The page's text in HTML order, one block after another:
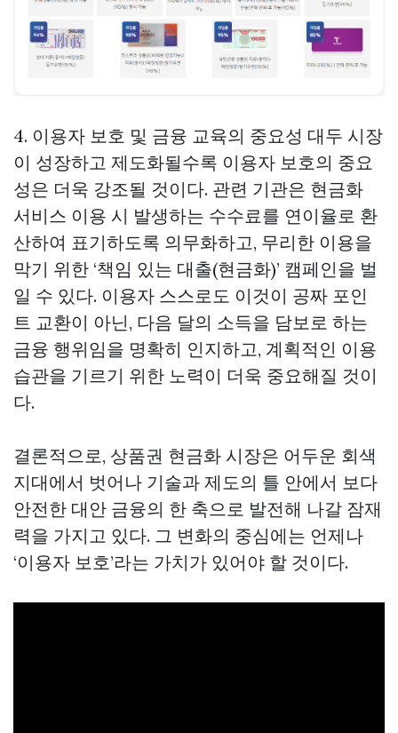
4. 이용자 보호 및 금융 교육의 중요성 대두 시장
이 성장하고 제도화될수록 이용자 보호의 중요
성은 더욱 강조될 것이다. 관련 기관은 현금화
서비스 이용 시 발생하는 수수료를 연이율로 환
산하여 표기하도록 의무화하고, 무리한 이용을
막기 위한 ‘책임 있는 대출(현금화)’ 캠페인을 벌
일 수 있다. 이용자 스스로도 이것이 공짜 포인
트 교환이 아닌, 다음 달의 소득을 담보로 하는
금융 행위임을 명확히 인지하고, 계획적인 이용
습관을 기르기 위한 노력이 더욱 중요해질 것이
다.
결론적으로, 상품권 현금화 시장은 어두운 회색
지대에서 벗어나 기술과 제도의 틀 안에서 보다
안전한 대안 금융의 한 축으로 발전해 나갈 잠재
력을 가지고 있다. 그 변화의 중심에는 언제나
‘이용자 보호’라는 가치가 있어야 할 것이다.